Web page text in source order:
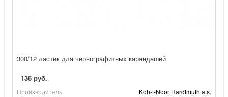
300/12 ластик для чернографитных карандашей
136 руб.
Производитель Koh-i-Noor Hardtmuth a.s.